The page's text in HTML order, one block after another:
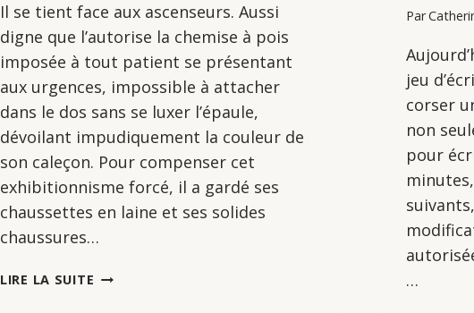
Il se tient face aux ascenseurs. Aussi
digne que l’autorise la chemise à pois
imposée à tout patient se présentant
aux urgences, impossible à attacher
dans le dos sans se luxer l’épaule,
dévoilant impudiquement la couleur de
son caleçon. Pour compenser cet
exhibitionnisme forcé, il a gardé ses
chaussettes en laine et ses solides
chaussures…
LIRE LA SUITE BRÈVE
Par
jeu
corser
non
pour
…